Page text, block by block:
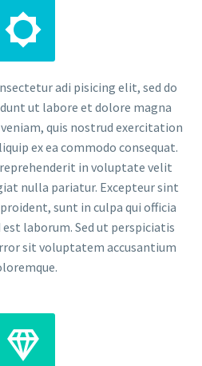


adi pisicing elit, sed do
ut labore et dolore magna
quis nostrud exercitation
ex ea commodo consequat.
in voluptate velit
nulla pariatur. Excepteur sint
sunt in culpa qui officia
laborum. Sed ut perspiciatis
sit voluptatem accusantium

